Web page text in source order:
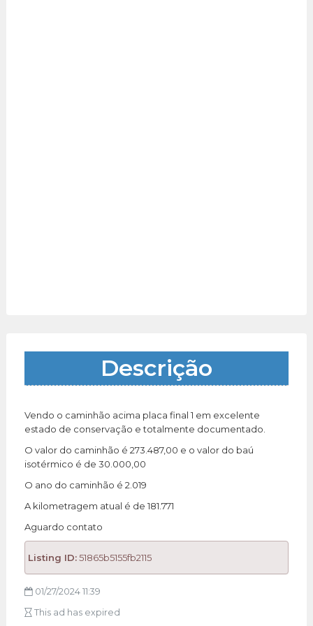
Descrição
Vendo o caminhão acima placa final 1 em excelente
estado de conservação e totalmente documentado.
O valor do caminhão é 273.487,00 e o valor do baú
isotérmico é de 30.000,00
O ano do caminhão é 2.019
A kilometragem atual é de 181.771
Aguardo contato
Listing ID:51865b5155fb2115
01/27/2024 11:39
This ad has expired